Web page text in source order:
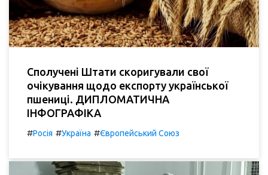
Сполучені Штати скоригували свої
очікування щодо експорту української
пшениці. ДИПЛОМАТИЧНА
ІНФОГРАФІКА
#Росія #Україна #Європейський Союз